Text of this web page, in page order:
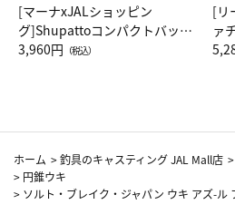
[マーナxJALショッピン
グ]Shupattoコンパクトバッグ
Drop JAL客室乗務員（LC）ス
3,960円 （税込）
[リ
ァ
ト
ホーム >釣具のキャスティング JAL Mall店 >
> 円錐ウキ
> ソルト・ブレイク・ジャパン ウキ アズ-ル